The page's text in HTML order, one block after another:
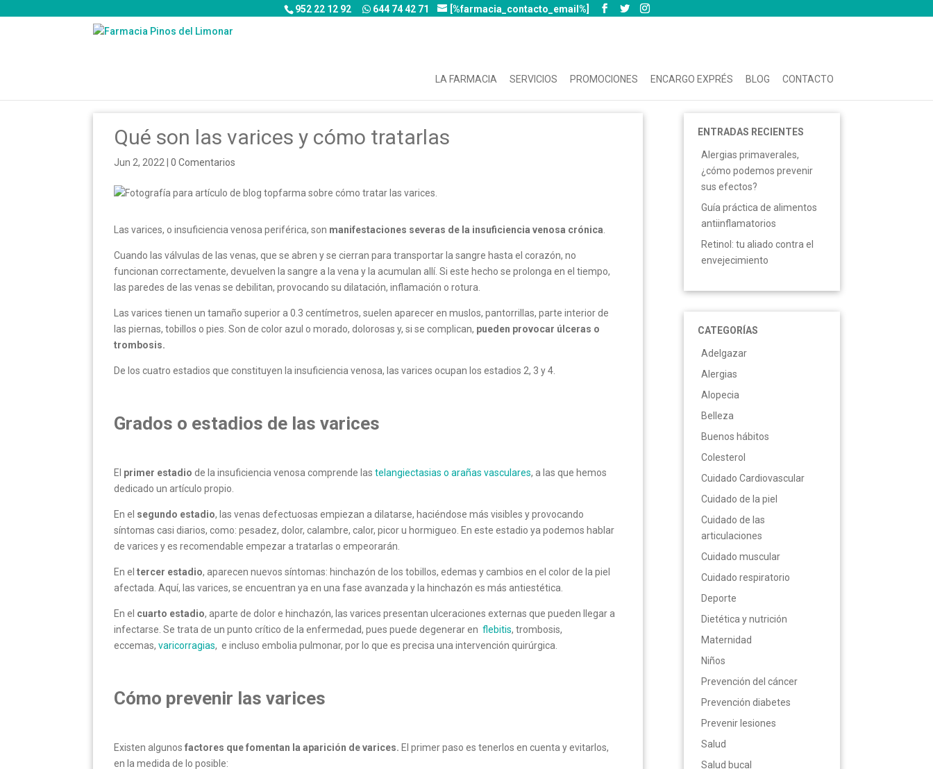
952 22 12 92 644 74 42 71 [%farmacia_contacto_email%]
LA FARMACIA SERVICIOS PROMOCIONES ENCARGO EXPRÉS BLOG CONTACTO
Qué son las varices y cómo tratarlas
Jun 2, 2022 |0 Comentarios
Las varices, o insuficiencia venosa periférica, son manifestaciones severas de la insuficiencia venosa crónica
Cuando las válvulas de las venas, que se abren y se cierran para transportar la sangre hasta el corazón, no
funcionan correctamente, devuelven la sangre a la vena y la acumulan allí. Si este hecho se prolonga en el tiempo,
las paredes de las venas se debilitan, provocando su dilatación, inflamación o rotura.
Las varices tienen un tamaño superior a 0.3 centímetros, suelen aparecer en muslos, pantorrillas, parte interior de
las piernas, tobillos o pies. Son de color azul o morado, dolorosas y, si se complican, pueden provocar úlceras o
trombosis.
De los cuatro estadios que constituyen la insuficiencia venosa, las varices ocupan los estadios 2, 3 y 4.
Grados o estadios de las varices
El primer estadio de la insuficiencia venosa comprende lastelangiectasias o arañas vasculares, a las que hemos
dedicado un artículo propio.
En el segundo estadio, las venas defectuosas empiezan a dilatarse, haciéndose más visibles y provocando
síntomas casi diarios, como: pesadez, dolor, calambre, calor, picor u hormigueo. En este estadio ya podemos hablar
de varices y es recomendable empezar a tratarlas o empeorarán.
En eltercer estadio, aparecen nuevos síntomas: hinchazón de los tobillos, edemas y cambios en el color de la piel
afectada. Aquí, las varices, se encuentran ya en una fase avanzada y la hinchazón es más antiestética.
En el cuarto estadio, aparte de dolor e hinchazón, las varices presentan ulceraciones externas que pueden llegar a
infectarse. Se trata de un punto crítico de la enfermedad, pues puede degenerar enflebitis, trombosis,
eccemas,varicorragias, e incluso embolia pulmonar, por lo que es precisa una intervención quirúrgica.
Cómo prevenir las varices
Existen algunosfactores que fomentan la aparición de varices. El primer paso es tenerlos en cuenta y evitarlos,
en la medida de lo posible:
ENTRADAS RECIENTES
Alergias primaverales,
¿cómo podemos prevenir
sus efectos?
Guía práctica de alimentos
antiinflamatorios
Retinol: tu aliado contra el
envejecimiento
CATEGORÍAS
Adelgazar
Alergias
Alopecia
Belleza
Buenos hábitos
Colesterol
Cuidado Cardiovascular
Cuidado de la piel
Cuidado de las
articulaciones
Cuidado muscular
Cuidado respiratorio
Deporte
Dietética y nutrición
Maternidad
Niños
Prevención del cáncer
Prevención diabetes
Prevenir lesiones
Salud
Salud bucal